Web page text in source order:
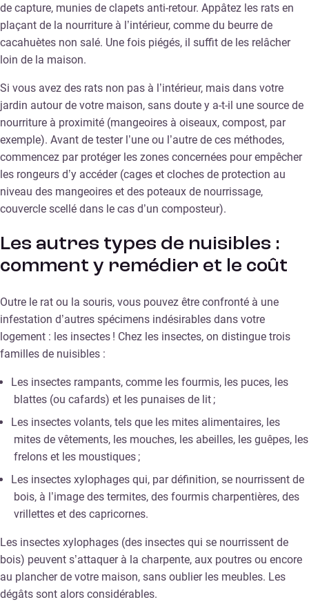
de capture, munies de clapets anti-retour. Appâtez les rats en
plaçant de la nourriture à l’intérieur, comme du beurre de
cacahuètes non salé. Une fois piégés, il suffit de les relâcher
loin de la maison.
Si vous avez des rats non pas à l’intérieur, mais dans votre
jardin autour de votre maison, sans doute y a-t-il une source de
nourriture à proximité (mangeoires à oiseaux, compost, par
exemple). Avant de tester l’une ou l’autre de ces méthodes,
commencez par protéger les zones concernées pour empêcher
les rongeurs d’y accéder (cages et cloches de protection au
niveau des mangeoires et des poteaux de nourrissage,
couvercle scellé dans le cas d’un composteur).
Les autres types de nuisibles :
comment y remédier et le coût
Outre le rat ou la souris, vous pouvez être confronté à une
infestation d’autres spécimens indésirables dans votre
logement : les insectes ! Chez les insectes, on distingue trois
familles de nuisibles :
Les insectes rampants, comme les fourmis, les puces, les
blattes (ou cafards) et les punaises de lit ;
Les insectes volants, tels que les mites alimentaires, les
mites de vêtements, les mouches, les abeilles, les guêpes, les
frelons et les moustiques ;
Les insectes xylophages qui, par définition, se nourrissent de
bois, à l’image des termites, des fourmis charpentières, des
vrillettes et des capricornes.
Les insectes xylophages (des insectes qui se nourrissent de
bois) peuvent s’attaquer à la charpente, aux poutres ou encore
au plancher de votre maison, sans oublier les meubles. Les
dégâts sont alors considérables.